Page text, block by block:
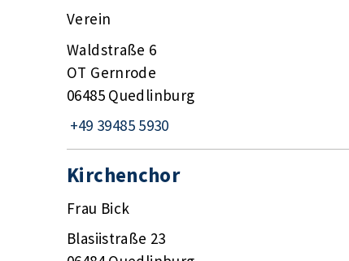
Verein
Waldstraße 6
OT Gernrode
06485 Quedlinburg
+49 39485 5930
Kirchenchor
Frau Bick
Blasiistraße 23